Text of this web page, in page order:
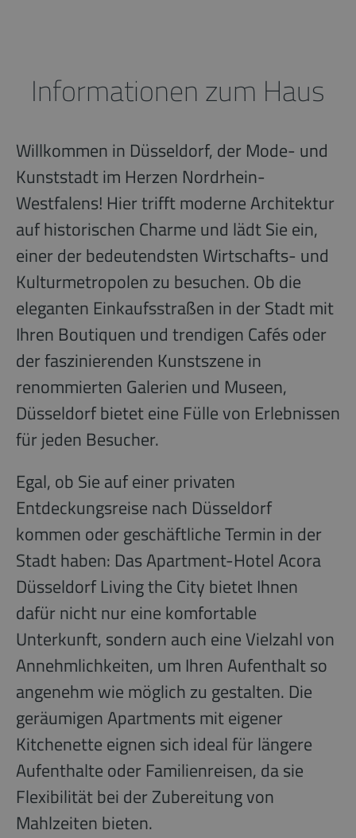
Informationen zum Haus
Willkommen in Düsseldorf, der Mode- und
Kunststadt im Herzen Nordrhein-
Westfalens! Hier trifft moderne Architektur
auf historischen Charme und lädt Sie ein,
einer der bedeutendsten Wirtschafts- und
Kulturmetropolen zu besuchen. Ob die
eleganten Einkaufsstraßen in der Stadt mit
Ihren Boutiquen und trendigen Cafés oder
der faszinierenden Kunstszene in
renommierten Galerien und Museen,
Düsseldorf bietet eine Fülle von Erlebnissen
für jeden Besucher.
Egal, ob Sie auf einer privaten
Entdeckungsreise nach Düsseldorf
kommen oder geschäftliche Termin in der
Stadt haben: Das Apartment-Hotel Acora
Düsseldorf Living the City bietet Ihnen
dafür nicht nur eine komfortable
Unterkunft, sondern auch eine Vielzahl von
Annehmlichkeiten, um Ihren Aufenthalt so
angenehm wie möglich zu gestalten. Die
geräumigen Apartments mit eigener
Kitchenette eignen sich ideal für längere
Aufenthalte oder Familienreisen, da sie
Flexibilität bei der Zubereitung von
Mahlzeiten bieten.